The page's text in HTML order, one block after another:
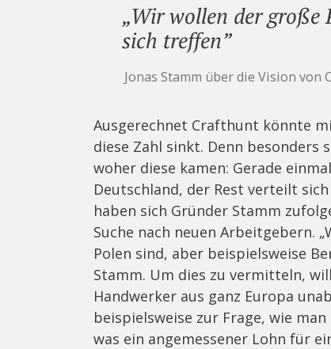
„Wir wollen der große
sich treffen”
Jonas Stamm über die Vision von
Ausgerechnet Crafthunt könnte
diese Zahl sinkt. Denn besonders
woher diese kamen: Gerade
Deutschland, der Rest verteilt
haben sich Gründer Stamm
Suche nach neuen Arbeitgebern.
Polen sind, aber beispielsweise
Stamm. Um dies zu vermitteln,
Handwerker aus ganz Europa
beispielsweise zur Frage, wie
was ein angemessener Lohn für